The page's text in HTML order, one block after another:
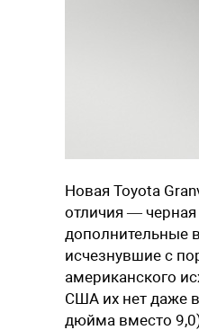
Новая Toyota
отличия — черная
дополнительные
исчезнувшие с
американского
США их нет даже
дюйма вместо